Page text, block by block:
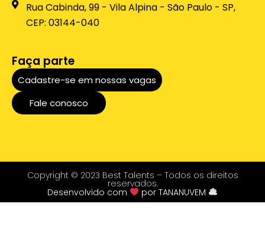
Rua Cabinda, 99 - Vila Alpina - São Paulo - SP,
CEP: 03144-040
Faça parte
Cadastre-se em nossas vagas
Fale conosco
Copyright © 2023 Best Talents – Todos os direitos
reservados.
Desenvolvido com por TANANUVEM